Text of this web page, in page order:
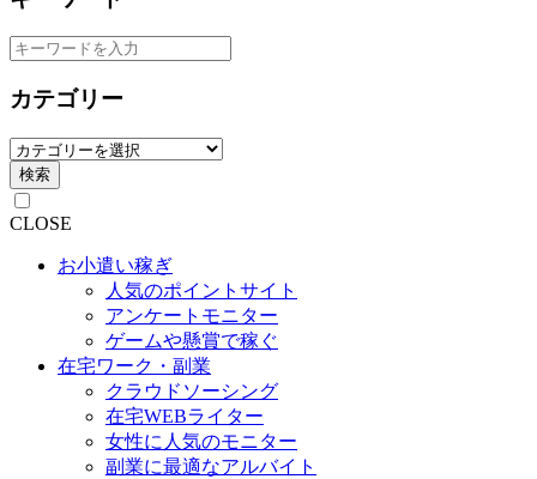
カテゴリー
検索
CLOSE
お小遣い稼ぎ
人気のポイントサイト
アンケートモニター
ゲームや懸賞で稼ぐ
在宅ワーク・副業
クラウドソーシング
在宅WEBライター
女性に人気のモニター
副業に最適なアルバイト